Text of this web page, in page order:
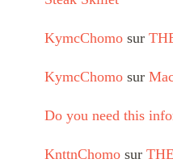
KymcChomo sur
KymcChomo sur
Do you need this
KnttnChomo sur